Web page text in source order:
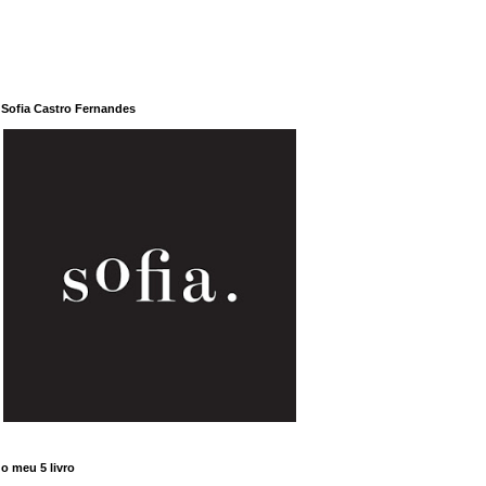
Sofia Castro Fernandes
o meu 5 livro